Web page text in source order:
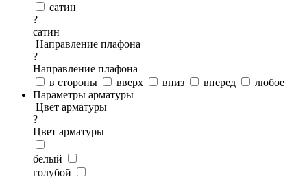
сатин
?
сатин
Направление плафона
?
Направление плафона
в стороны
вверх вниз вперед
любое
Параметры арматуры
Цвет арматуры
?
Цвет арматуры
белый
голубой